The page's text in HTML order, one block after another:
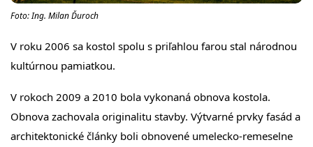
Foto: Ing. Milan Ďuroch
V roku 2006 sa kostol spolu s priľahlou farou stal národnou
kultúrnou pamiatkou.
V rokoch 2009 a 2010 bola vykonaná obnova kostola.
Obnova zachovala originalitu stavby. Výtvarné prvky fasád a
architektonické články boli obnovené umelecko-remeselne